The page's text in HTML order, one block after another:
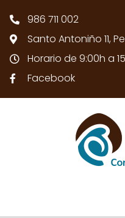
986 711 002
Santo Antoniño 11,
Horario de 9:00h a
Facebook